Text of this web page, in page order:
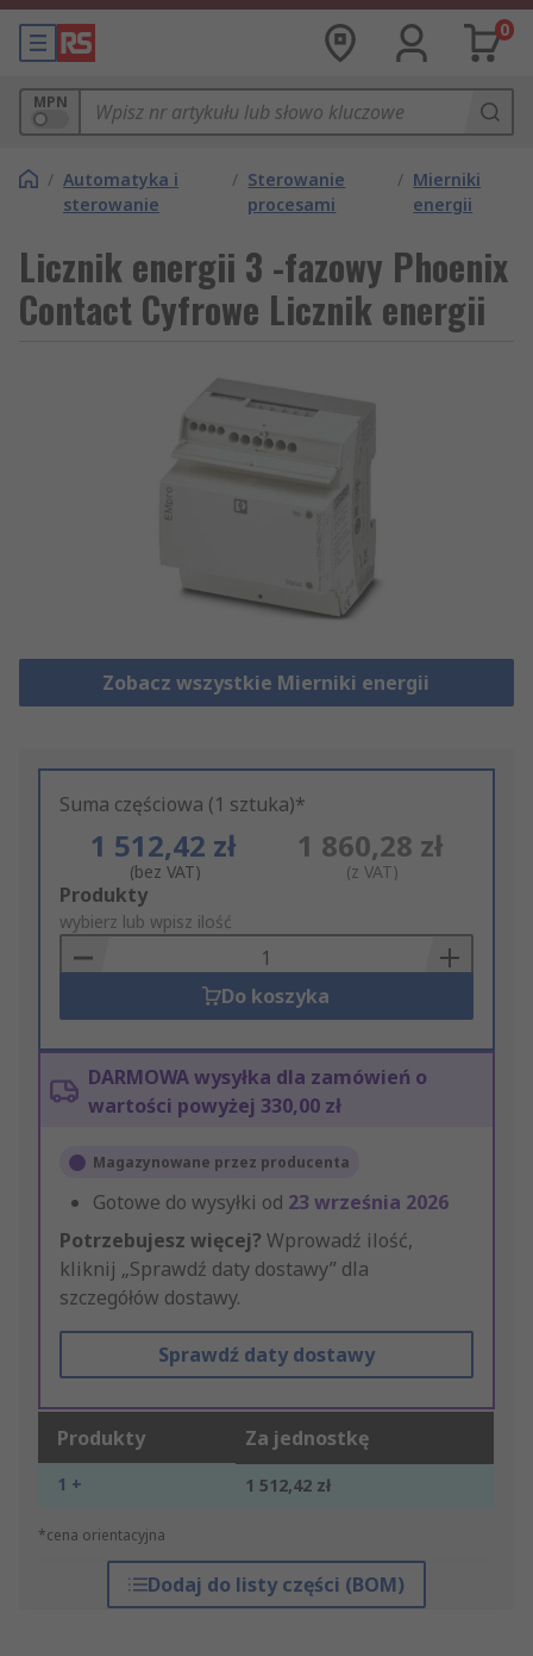
0
MPN
/ Automatyka i
sterowanie
/ Sterowanie
procesami
/ Mierniki
energii
Licznik energii 3 -fazowy Phoenix
Contact Cyfrowe Licznik energii
Zobacz wszystkie Mierniki energii
Suma częściowa (1 sztuka)*
1 512,42 zł
(bez VAT)
1 860,28 zł
(z VAT)
Add
to
Basket
Produkty
wybierz lub wpisz ilość
Do koszyka
DARMOWA wysyłka dla zamówień o
wartości powyżej 330,00 zł
Magazynowane przez producenta
Gotowe do wysyłki od 23 września 2026
Potrzebujesz więcej? Wprowadź ilość,
kliknij „Sprawdź daty dostawy” dla
szczegółów dostawy.
Sprawdź daty dostawy
Produkty Za jednostkę
1 + 1 512,42 zł
*cena orientacyjna
Dodaj do listy części (BOM)